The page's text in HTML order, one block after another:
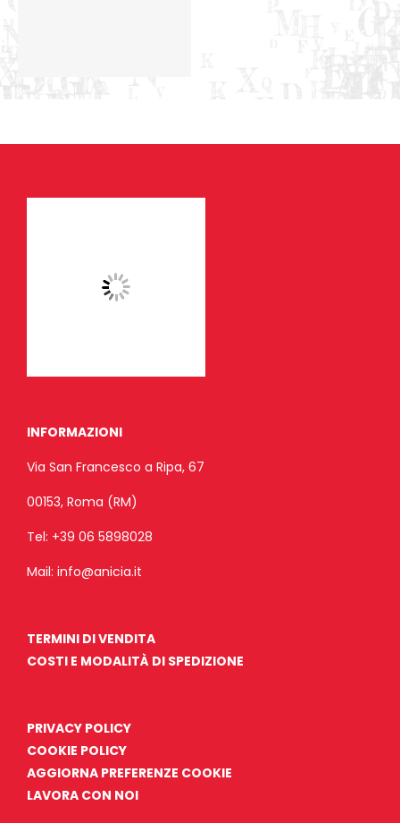
INFORMAZIONI
Via San Francesco a Ripa, 67
00153, Roma (RM)
Tel: +39 06 5898028
Mail: info@anicia.it
TERMINI DI VENDITA
COSTI E MODALITÀ DI SPEDIZIONE
PRIVACY POLICY
COOKIE POLICY
AGGIORNA PREFERENZE COOKIE
LAVORA CON NOI